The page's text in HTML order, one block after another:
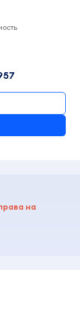
на